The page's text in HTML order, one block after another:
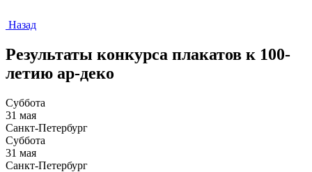
Назад
Результаты конкурса плакатов к 100-
летию ар-деко
Суббота
31 мая
Санкт-Петербург
Суббота
31 мая
Санкт-Петербург